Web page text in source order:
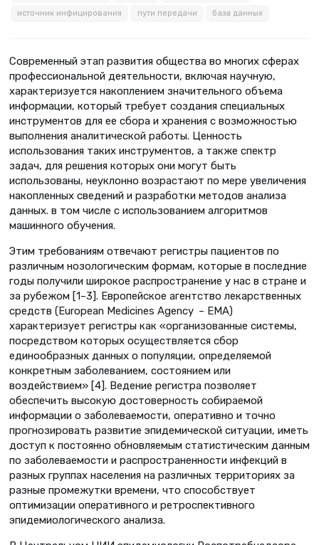
источник инфицирования пути передачи база данных
Современный этап развития общества во многих сферах
профессиональной деятельности, включая научную,
характеризуется накоплением значительного объема
информации, который требует создания специальных
инструментов для ее сбора и хранения с возможностью
выполнения аналитической работы. Ценность
использования таких инструментов, а также спектр
задач, для решения которых они могут быть
использованы, неуклонно возрастают по мере увеличения
накопленных сведений и разработки методов анализа
данных. в том числе с использованием алгоритмов
машинного обучения.
Этим требованиям отвечают регистры пациентов по
различным нозологическим формам, которые в последние
годы получили широкое распространение у нас в стране и
за рубежом [1–3]. Европейское агентство лекарственных
средств (European Medicines Agency – EMA)
характеризует регистры как «организованные системы,
посредством которых осуществляется сбор
единообразных данных о популяции, определяемой
конкретным заболеванием, состоянием или
воздействием» [4]. Ведение регистра позволяет
обеспечить высокую достоверность собираемой
информации о заболеваемости, оперативно и точно
прогнозировать развитие эпидемической ситуации, иметь
доступ к постоянно обновляемым статистическим данным
по заболеваемости и распространенности инфекций в
разных группах населения на различных территориях за
разные промежутки времени, что способствует
оптимизации оперативного и ретроспективного
эпидемиологического анализа.